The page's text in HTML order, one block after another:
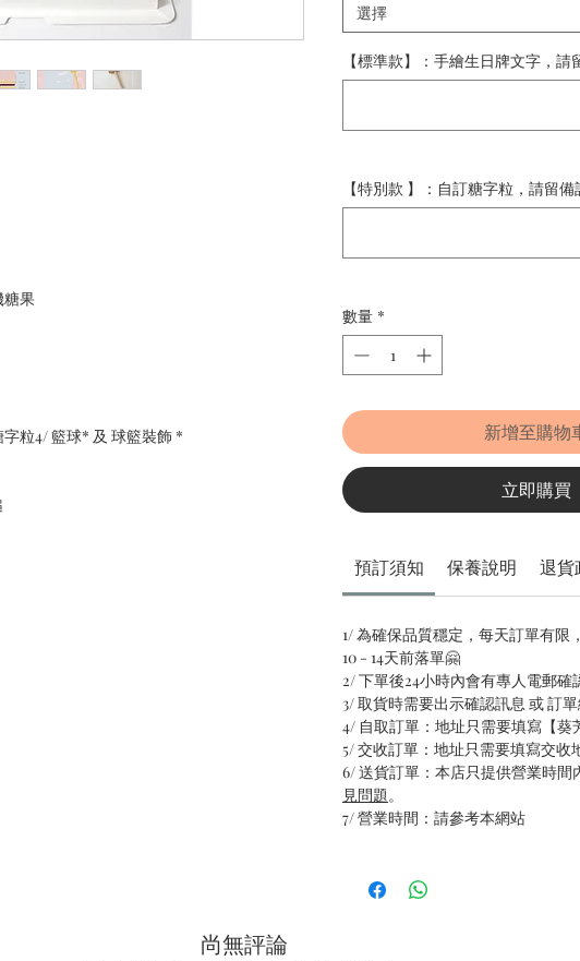
糖果
粒4/ 籃球* 及 球籃裝飾 *
選擇
【標準款】：手繪生日牌文字，請
【特別款 】：自訂糖字粒，請留備
數量 *
新增至購物
立即購買
預訂須知 保養說明 退貨
1/ 為確保品質穩定，每天訂單有限
10 - 14天前落單🤗
2/ 下單後24小時內會有專人電郵確
3/ 取貨時需要出示確認訊息 或 訂
4/ 自取訂單：地址只需要填寫【葵
5/ 交收訂單：地址只需要填寫交收
6/ 送貨訂單：本店只提供營業時間
見問題。
7/ 營業時間：請參考本網站
尚無評論